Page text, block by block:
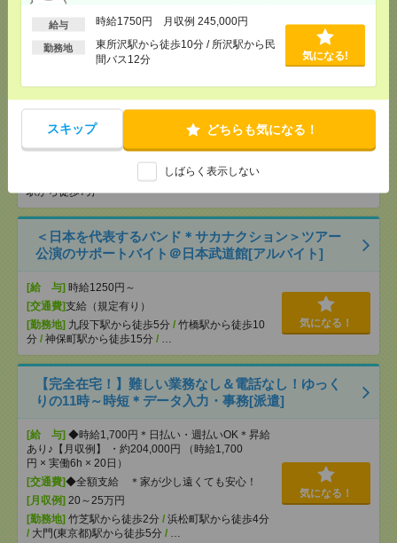
給与 時給1750円 月収例 245,000円
勤務地
東所沢駅から徒歩10分 / 所沢駅から民
間バス12分
気になる!
スキップ どちらも気になる！
しばらく表示しない
[勤務地]東所沢駅から徒歩10分 / 所沢駅から民間バ
ス12分
＼！完全在宅！／土日含む週2～OK<講座受付
>@2400円[派遣]
田町(東京都)駅から徒歩4分 / 三田(東京都)
駅から徒歩7分
＜日本を代表するバンド＊サカナクション＞ツアー
公演のサポートバイト＠日本武道館[アルバイト]
[給 与] 時給1250円～
[交通費]支給（規定有り）
[勤務地] 九段下駅から徒歩5分 / 竹橋駅から徒歩10
分 / 神保町駅から徒歩15分 / …
気になる！
【完全在宅！】難しい業務なし＆電話なし！ゆっく
りの11時～時短＊データ入力・事務[派遣]
[給 与] ◆時給1,700円＊日払い・週払いOK＊昇給
あり♪【月収例】 ・約204,000円 （時給1,700
円 × 実働6h × 20日）
[交通費]◆全額支給 ＊家が少し遠くても安心！
[月収例] 20～25万円
[勤務地] 竹芝駅から徒歩2分 / 浜松町駅から徒歩4分
/ 大門(東京都)駅から徒歩5分 / …
気になる！